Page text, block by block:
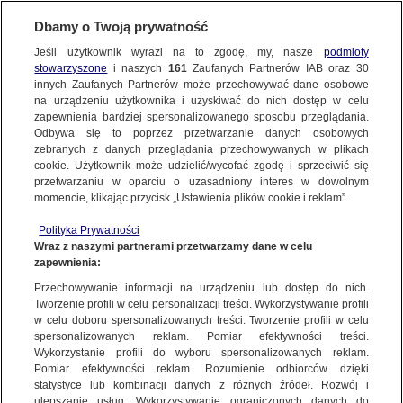
KONTAKT24|NAJNOWSZE
Na wzniesieniu, pod cmentarnym murem.
Mistrz parkowania w akcji
27 LUTEGO 2016 12:00
KONTAKT24
Wyślij Materiał
WYŚLIJ MATERIAŁ
NAJNOWSZE
GORĄCE TEMATY
WIĘCEJ
KANAŁY
Dzień dobry!
Jedno konto do wszystkich usług
Dbamy o Twoją prywatność
Jeśli użytkownik wyrazi na to zgodę, my, nasze podmioty
stowarzyszone i naszych 161Zaufanych Partnerów IAB oraz 30
innych Zaufanych Partnerów może przechowywać dane osobowe
na urządzeniu użytkownika i uzyskiwać do nich dostęp w celu
zapewnienia bardziej spersonalizowanego sposobu przeglądania.
Odbywa się to poprzez przetwarzanie danych osobowych
zebranych z danych przeglądania przechowywanych w plikach
cookie. Użytkownik może udzielić/wycofać zgodę i sprzeciwić się
przetwarzaniu w oparciu o uzasadniony interes w dowolnym
momencie, klikając przycisk „Ustawienia plików cookie i reklam”.
Polityka Prywatności
Wraz z naszymi partnerami przetwarzamy dane w celu
zapewnienia:
Przechowywanie informacji na urządzeniu lub dostęp do nich.
Tworzenie profili w celu personalizacji treści. Wykorzystywanie profili
w celu doboru spersonalizowanych treści. Tworzenie profili w celu
spersonalizowanych reklam. Pomiar efektywności treści.
Wykorzystanie profili do wyboru spersonalizowanych reklam.
Pomiar efektywności reklam. Rozumienie odbiorców dzięki
statystyce lub kombinacji danych z różnych źródeł. Rozwój i